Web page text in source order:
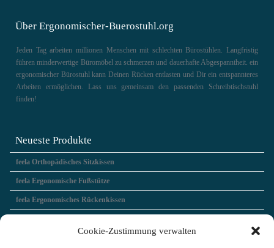
Cookie-Zustimmung verwalten
Über Ergonomischer-Buerostuhl.org
Jeden Tag arbeiten millionen Menschen mit schlechten Bürostühlen. Langfristig
führen minderwertige Büromöbel zu schmerzen und dauerhafte Abgespanntheit. ein
ergonomischer Bürostuhl kann Deinen Rücken entlasten und Dir ein entspannteres
Arbeiten ermöglichen. Lass uns gemeinsam den passenden Schreibtischstuhl
finden!
Neueste Produkte
feela Orthopädisches Sitzkissen
feela Ergonomische Fußstütze
feela Ergonomisches Rückenkissen